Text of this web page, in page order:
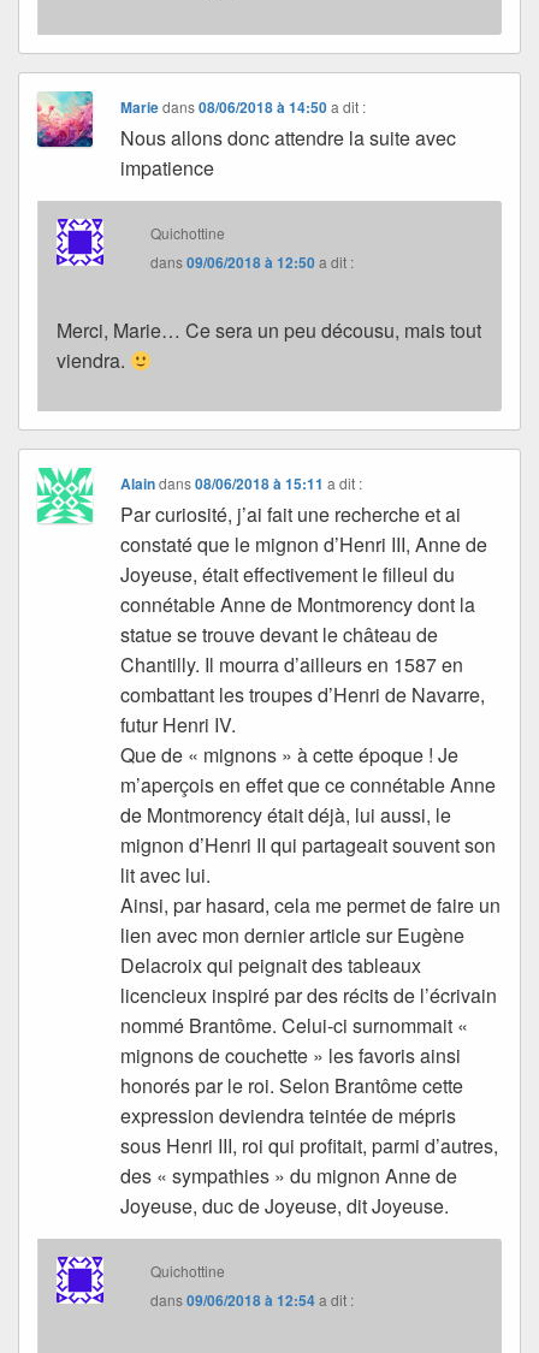
Mariedans08/06/2018 à 14:50 a dit :
Nous allons donc attendre la suite avec
impatience
Quichottine
dans09/06/2018 à 12:50a dit :
Merci, Marie… Ce sera un peu décousu, mais tout
viendra.
Alaindans08/06/2018 à 15:11 a dit :
Par curiosité, j’ai fait une recherche et ai
constaté que le mignon d’Henri III, Anne de
Joyeuse, était effectivement le filleul du
connétable Anne de Montmorency dont la
statue se trouve devant le château de
Chantilly. Il mourra d’ailleurs en 1587 en
combattant les troupes d’Henri de Navarre,
futur Henri IV.
Que de « mignons » à cette époque ! Je
m’aperçois en effet que ce connétable Anne
de Montmorency était déjà, lui aussi, le
mignon d’Henri II qui partageait souvent son
lit avec lui.
Ainsi, par hasard, cela me permet de faire un
lien avec mon dernier article sur Eugène
Delacroix qui peignait des tableaux
licencieux inspiré par des récits de l’écrivain
nommé Brantôme. Celui-ci surnommait «
mignons de couchette » les favoris ainsi
honorés par le roi. Selon Brantôme cette
expression deviendra teintée de mépris
sous Henri III, roi qui profitait, parmi d’autres,
des « sympathies » du mignon Anne de
Joyeuse, duc de Joyeuse, dit Joyeuse.
Quichottine
dans09/06/2018 à 12:54a dit :